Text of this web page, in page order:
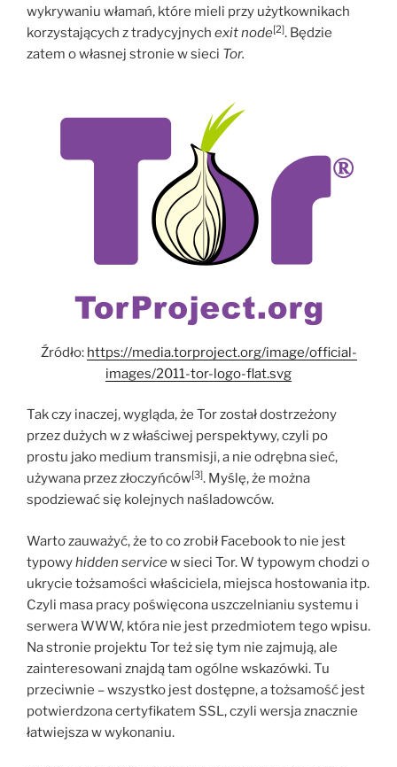
wykrywaniu włamań, które mieli przy użytkownikach
korzystających z tradycyjnych exit node[2]. Będzie
zatem o własnej stronie w sieci Tor.
Źródło: https://media.torproject.org/image/official-
images/2011-tor-logo-flat.svg
Tak czy inaczej, wygląda, że Tor został dostrzeżony
przez dużych w z właściwej perspektywy, czyli po
prostu jako medium transmisji, a nie odrębna sieć,
używana przez złoczyńców[3]. Myślę, że można
spodziewać się kolejnych naśladowców.
Warto zauważyć, że to co zrobił Facebook to nie jest
typowyhidden servicew sieci Tor. W typowym chodzi o
ukrycie tożsamości właściciela, miejsca hostowania itp.
Czyli masa pracy poświęcona uszczelnianiu systemu i
serwera WWW, która nie jest przedmiotem tego wpisu.
Na stronie projektu Tor też się tym nie zajmują, ale
zainteresowani znajdą tam ogólne wskazówki. Tu
przeciwnie – wszystko jest dostępne, a tożsamość jest
potwierdzona certyfikatem SSL, czyli wersja znacznie
łatwiejsza w wykonaniu.